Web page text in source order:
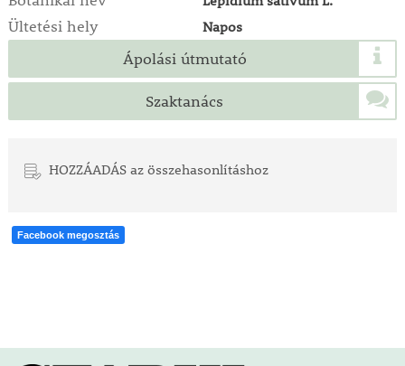
Ültetési hely Napos
Ápolási útmutató
Szaktanács
HOZZÁADÁS az összehasonlításhoz
Facebook megosztás